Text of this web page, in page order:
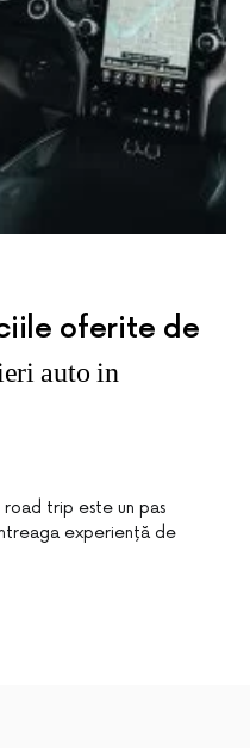
oferite de
auto in
trip este un pas
experiență de